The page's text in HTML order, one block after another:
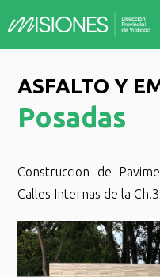
ASFALTO Y
Posadas
Construccion de
Calles Internas de la